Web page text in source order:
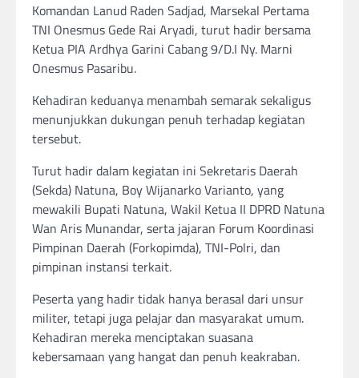
Komandan Lanud Raden Sadjad, Marsekal Pertama
TNI Onesmus Gede Rai Aryadi, turut hadir bersama
Ketua PIA Ardhya Garini Cabang 9/D.I Ny. Marni
Onesmus Pasaribu.
Kehadiran keduanya menambah semarak sekaligus
menunjukkan dukungan penuh terhadap kegiatan
tersebut.
Turut hadir dalam kegiatan ini Sekretaris Daerah
(Sekda) Natuna, Boy Wijanarko Varianto, yang
mewakili Bupati Natuna, Wakil Ketua II DPRD Natuna
Wan Aris Munandar, serta jajaran Forum Koordinasi
Pimpinan Daerah (Forkopimda), TNI-Polri, dan
pimpinan instansi terkait.
Peserta yang hadir tidak hanya berasal dari unsur
militer, tetapi juga pelajar dan masyarakat umum.
Kehadiran mereka menciptakan suasana
kebersamaan yang hangat dan penuh keakraban.